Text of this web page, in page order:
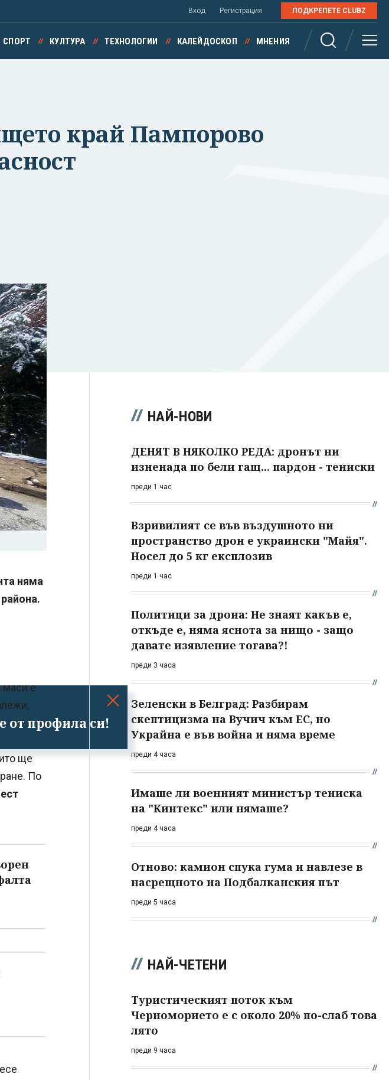
от профила си!
Вход Регистрация ПОДКРЕПЕТЕ CLUBZ
СПОРТ КУЛТУРА ТЕХНОЛОГИИ КАЛЕЙДОСКОП МНЕНИЯ
край Пампорово
няма
маси е
ще
По
НАЙ-НОВИ
ДЕНЯТ В НЯКОЛКО РЕДА: дронът ни
изненада по бели гащ... пардон - тениски
преди 1 час
Взривилият се във въздушното ни
пространство дрон е украински "Майя".
Носел до 5 кг експлозив
преди 1 час
Политици за дрона: Не знаят какъв е,
откъде е, няма яснота за нищо - защо
давате изявление тогава?!
преди 3 часа
Зеленски в Белград: Разбирам
скептицизма на Вучич към ЕС, но
Украйна е във война и няма време
преди 4 часа
Имаше ли военният министър тениска
на "Кинтекс" или нямаше?
преди 4 часа
Отново: камион спука гума и навлезе в
насрещното на Подбалканския път
преди 5 часа
НАЙ-ЧЕТЕНИ
Туристическият поток към
Черноморието е с около 20% по-слаб това
лято
преди 9 часа